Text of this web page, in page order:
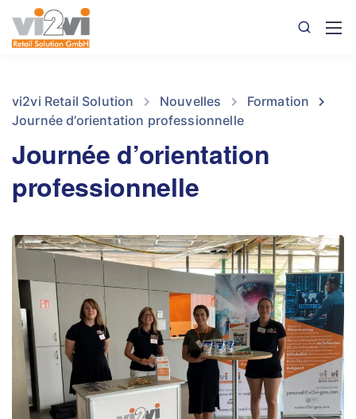
vi2vi Retail Solution Nouvelles
Formation
Journée d’orientation professionnelle
Journée d’orientation
professionnelle